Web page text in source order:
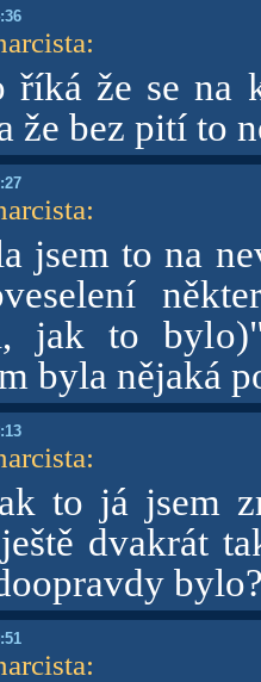
:
říká že se na
že bez pití to
:
jsem to na
jak to
byla nějaká
:
to já jsem
ještě dvakrát
: